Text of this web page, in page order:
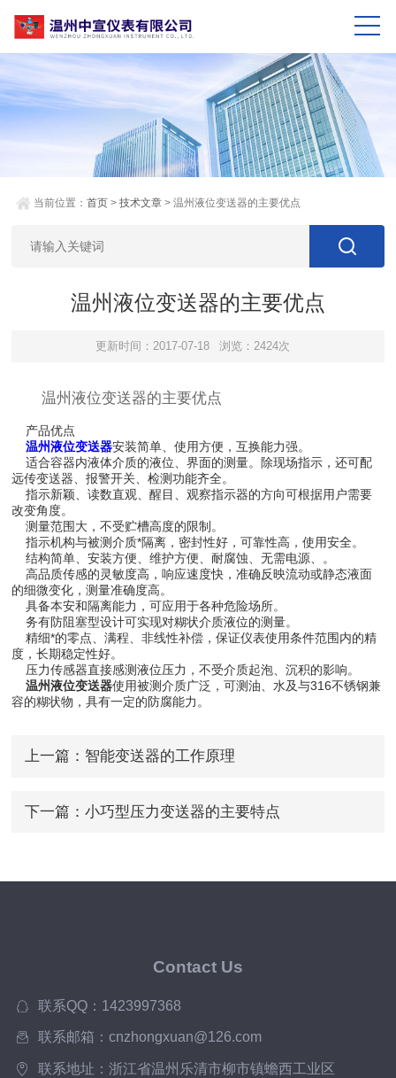
当前位置：首页 >技术文章 > 温州液位变送器的主要优点
温州液位变送器的主要优点
更新时间：2017-07-18 浏览：2424次
温州液位变送器的主要优点
产品优点
温州液位变送器安装简单、使用方便，互换能力强。
适合容器内液体介质的液位、界面的测量。除现场指示，还可配
远传变送器、报警开关、检测功能齐全。
指示新颖、读数直观、醒目、观察指示器的方向可根据用户需要
改变角度。
测量范围大，不受贮槽高度的限制。
指示机构与被测介质*隔离，密封性好，可靠性高，使用安全。
结构简单、安装方便、维护方便、耐腐蚀、无需电源、。
高品质传感的灵敏度高，响应速度快，准确反映流动或静态液面
的细微变化，测量准确度高。
具备本安和隔离能力，可应用于各种危险场所。
务有防阻塞型设计可实现对糊状介质液位的测量。
精细*的零点、满程、非线性补偿，保证仪表使用条件范围内的精
度，长期稳定性好。
压力传感器直接感测液位压力，不受介质起泡、沉积的影响。
温州液位变送器使用被测介质广泛，可测油、水及与316不锈钢兼
容的糊状物，具有一定的防腐能力。
上一篇： 智能变送器的工作原理
下一篇： 小巧型压力变送器的主要特点
Contact Us
联系QQ：1423997368
联系邮箱：cnzhongxuan@126.com
联系地址：浙江省温州乐清市柳市镇蟾西工业区